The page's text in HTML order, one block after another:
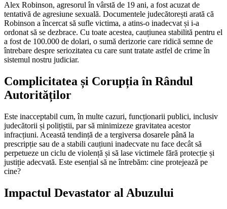
Alex Robinson, agresorul în vârstă de 19 ani, a fost acuzat de
tentativă de agresiune sexuală. Documentele judecătorești arată că
Robinson a încercat să sufle victima, a atins-o inadecvat și i-a
ordonat să se dezbrace. Cu toate acestea, cauțiunea stabilită pentru el
a fost de 100.000 de dolari, o sumă derizorie care ridică semne de
întrebare despre seriozitatea cu care sunt tratate astfel de crime în
sistemul nostru judiciar.
Complicitatea și Corupția în Rândul
Autorităților
Este inacceptabil cum, în multe cazuri, funcționarii publici, inclusiv
judecătorii și polițiștii, par să minimizeze gravitatea acestor
infracțiuni. Această tendință de a tergiversa dosarele până la
prescripție sau de a stabili cauțiuni inadecvate nu face decât să
perpetueze un ciclu de violență și să lase victimele fără protecție și
justiție adecvată. Este esențial să ne întrebăm: cine protejează pe
cine?
Impactul Devastator al Abuzului